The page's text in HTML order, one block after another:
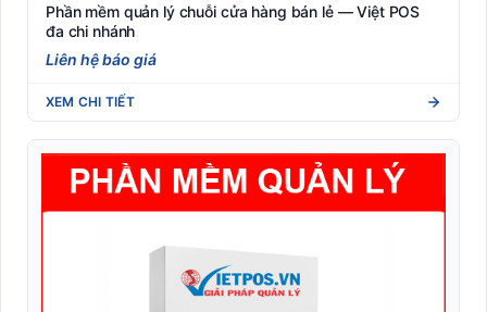
Phần mềm quản lý chuỗi cửa hàng bán lẻ — Việt POS
đa chi nhánh
Liên hệ báo giá
XEM CHI TIẾT